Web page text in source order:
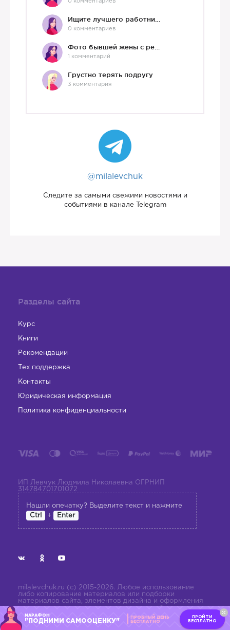
0 комментариев
0 комментариев
1 комментарий
Грустно терять подругу
3 комментария
@milalevchuk
Следите за самыми свежими новостями и
событиями в канале Telegram
Разделы сайта
Курс
Книги
Рекомендации
Тех поддержка
Контакты
Юридическая информация
Политика конфиденциальности
ИП Левчук Людмила Николаевна ОГРНИП
314784701701072
Нашли опечатку? Выделите текст и нажмите
Ctrl
+ Enter
milalevchuk.ru (с) 2015-2026. Любое использование
либо копирование материалов или подборки
материалов сайта, элементов дизайна и оформления
допускается лишь с разрешения правообладателя и
только со ссылкой на источник:
milalevchuk.ru
МАРАФОН
"ПОДНИМИ САМООЦЕНКУ"
ПРОБНЫЙ ДЕНЬ
БЕСПЛАТНО
ПРОЙТИ
БЕСПЛАТНО